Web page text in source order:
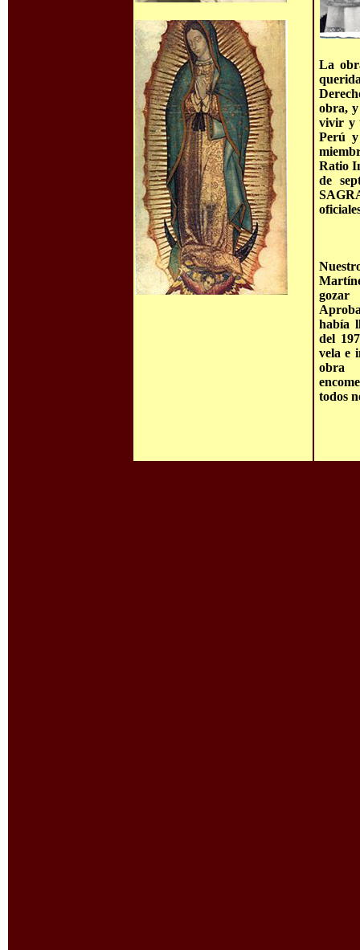
La
obra, y
vivir y
Perú y
Ratio
de
había
del
vela e
obra
todos